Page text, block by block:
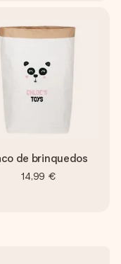
de brinquedos
14,99 €